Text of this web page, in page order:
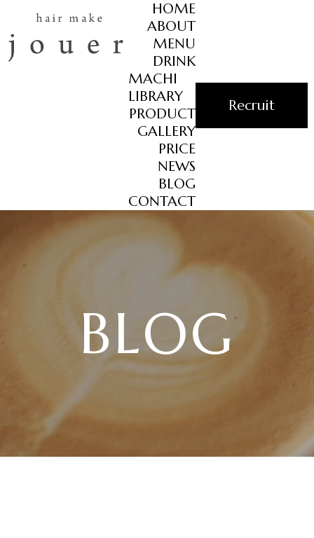
HOME
ABOUT
MENU
DRINK
MACHI
LIBRARY
PRODUCT
GALLERY
PRICE
NEWS
BLOG
CONTACT
Recruit
BLOG